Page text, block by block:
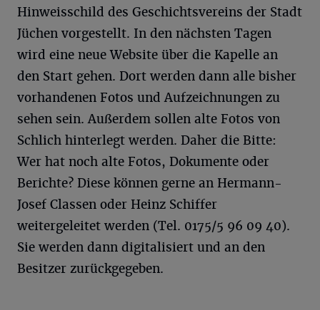
Hinweisschild des Geschichtsvereins der Stadt
Jüchen vorgestellt. In den nächsten Tagen
wird eine neue Website über die Kapelle an
den Start gehen. Dort werden dann alle bisher
vorhandenen Fotos und Aufzeichnungen zu
sehen sein. Außerdem sollen alte Fotos von
Schlich hinterlegt werden. Daher die Bitte:
Wer hat noch alte Fotos, Dokumente oder
Berichte? Diese können gerne an Hermann-
Josef Classen oder Heinz Schiffer
weitergeleitet werden (Tel. 0175/5 96 09 40).
Sie werden dann digitalisiert und an den
Besitzer zurückgegeben.